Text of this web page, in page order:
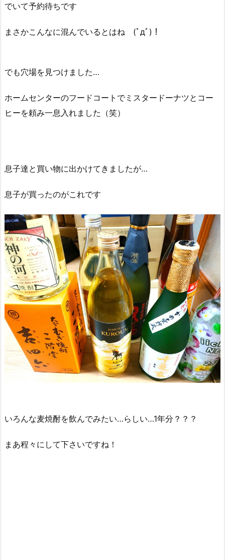
でいて予約待ちです
まさかこんなに混んでいるとはね (ﾟдﾟ)！
でも穴場を見つけました…
ホームセンターのフードコートでミスタードーナツとコー
ヒーを頼み一息入れました（笑）
息子達と買い物に出かけてきましたが…
息子が買ったのがこれです
いろんな麦焼酎を飲んでみたい…らしい…1年分？？？
まあ程々にして下さいですね！